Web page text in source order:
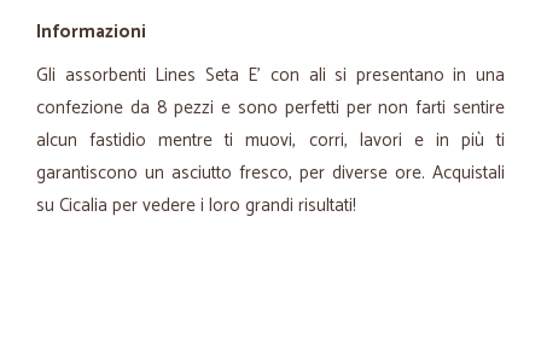
Informazioni
Gli assorbenti Lines Seta E' con ali si presentano in una
confezione da 8 pezzi e sono perfetti per non farti sentire
alcun fastidio mentre ti muovi, corri, lavori e in più ti
garantiscono un asciutto fresco, per diverse ore. Acquistali
su Cicalia per vedere i loro grandi risultati!